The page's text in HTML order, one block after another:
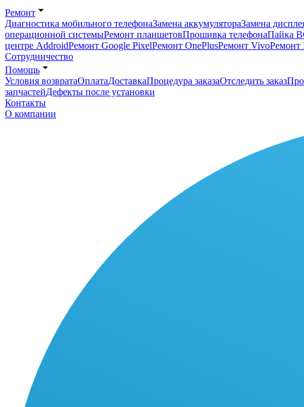
Ремонт
Диагностика мобильного телефонаЗамена аккумулятораЗамена
операционной системыРемонт планшетовПрошивка телефонаПайка
центре AddroidРемонт Google PixelРемонт OnePlusРемонт VivoРемонт
Сотрудничество
Помощь
Условия возвратаОплатаДоставкаПроцедура заказаОтследить заказ
запчастейДефекты после установки
Контакты
О компании